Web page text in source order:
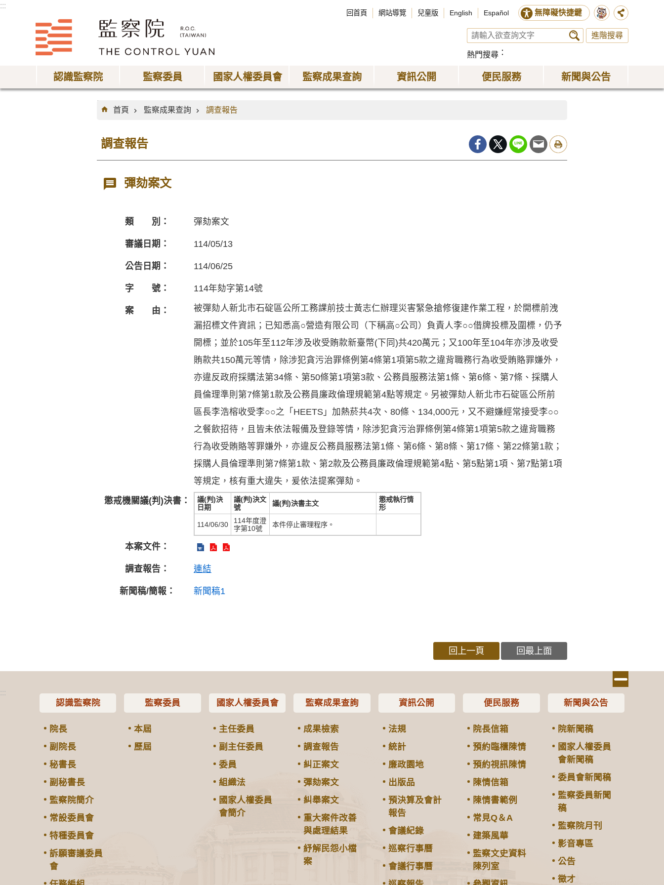
:::
回首頁 網站導覽 兒童版 English Español 無障礙快捷鍵
進階搜尋
熱門搜尋
認識監察院 監察委員 國家人權委員會 監察成果查詢 資訊公開 便民服務 新聞與公告
:::
首頁
監察成果查詢 調查報告
調查報告
彈劾案文
類 別： 彈劾案文
審議日期： 114/05/13
公告日期： 114/06/25
字 號： 114年劾字第14號
案 由：
被彈劾人新北市石碇區公所工務課前技士黃志仁辦理災害緊急搶修復建作業工程，於開標前洩
漏招標文件資訊；已知悉高○營造有限公司（下稱高○公司）負責人李○○借牌投標及圍標，仍予
開標；並於105年至112年涉及收受賄款新臺幣(下同)共420萬元；又100年至104年亦涉及收受
賄款共150萬元等情，除涉犯貪污治罪條例第4條第1項第5款之違背職務行為收受賄賂罪嫌外，
亦違反政府採購法第34條、第50條第1項第3款、公務員服務法第1條、第6條、第7條、採購人
員倫理準則第7條第1款及公務員廉政倫理規範第4點等規定。另被彈劾人新北市石碇區公所前
區長李浩榕收受李○○之「HEETS」加熱菸共4次、80條、134,000元，又不避嫌經常接受李○○
之餐飲招待，且皆未依法報備及登錄等情，除涉犯貪污治罪條例第4條第1項第5款之違背職務
行為收受賄賂等罪嫌外，亦違反公務員服務法第1條、第6條、第8條、第17條、第22條第1款；
採購人員倫理準則第7條第1款、第2款及公務員廉政倫理規範第4點、第5點第1項、第7點第1項
等規定，核有重大違失，爰依法提案彈劾。
懲戒機關議(判)決書：
議(判)決
日期
議(判)決文
號
議(判)決書主文
懲戒執行情
形
114/06/30
114年度澄
字第10號
本件停止審理程序。
本案文件：
調查報告： 連結
新聞稿/簡報： 新聞稿1
回上一頁 回最上面
:::
認識監察院
院長
副院長
秘書長
副秘書長
監察院簡介
常設委員會
特種委員會
訴願審議委員
會
監察委員
本屆
歷屆
國家人權委員會
主任委員
副主任委員
委員
組織法
國家人權委員
會簡介
監察成果查詢
成果檢索
調查報告
糾正案文
彈劾案文
糾舉案文
重大案件改善
與處理結果
紓解民怨小檔
案
資訊公開
法規
統計
廉政園地
出版品
預決算及會計
報告
會議紀錄
巡察行事曆
會議行事曆
便民服務
院長信箱
預約臨櫃陳情
預約視訊陳情
陳情信箱
陳情書範例
常見Q＆A
建築風華
監察文史資料
陳列室
新聞與公告
院新聞稿
國家人權委員
會新聞稿
委員會新聞稿
監察委員新聞
稿
監察院月刊
影音專區
公告
徵才